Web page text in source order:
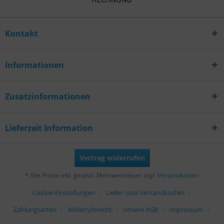
Kontakt
Informationen
Zusatzinformationen
Lieferzeit Information
Vertrag widerrufen
* Alle Preise inkl. gesetzl. Mehrwertsteuer zzgl. Versandkosten
Cookie-Einstellungen
Liefer- und Versandkosten
Zahlungsarten
Widerrufsrecht Unsere AGB
Impressum